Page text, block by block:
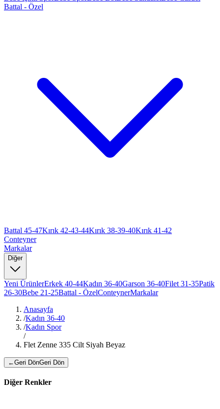
Battal - Özel
Battal 45-47Kırık 42-43-44Kırık 38-39-40Kırık 41-42
Conteyner
Markalar
Diğer
Yeni ÜrünlerErkek 40-44Kadın 36-40Garson 36-40Filet 31-35Patik
26-30Bebe 21-25Battal - ÖzelConteynerMarkalar
Anasayfa
/Kadın 36-40
/Kadın Spor
/
Flet Zenne 335 Cilt Siyah Beyaz
←Geri DönGeri Dön
Diğer Renkler